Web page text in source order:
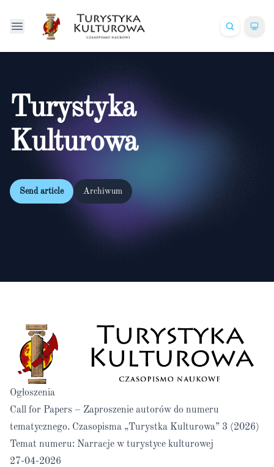
Turystyka
Kulturowa
Send article Archiwum
Ogłoszenia
Call for Papers – Zaproszenie autorów do numeru
tematycznego. Czasopisma „Turystka Kulturowa” 3 (2026)
Temat numeru: Narracje w turystyce kulturowej
27-04-2026